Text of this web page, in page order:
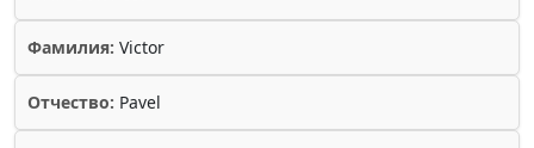
Фамилия: Victor
Отчество: Pavel